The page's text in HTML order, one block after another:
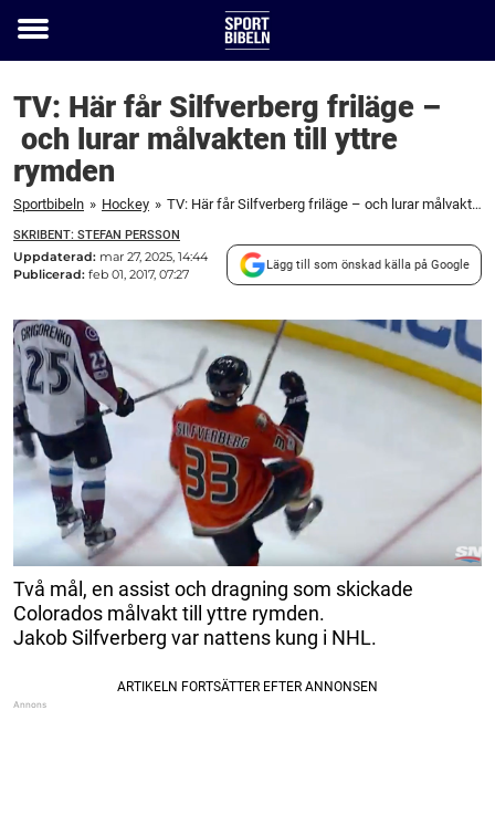
Toggle
TV: Här får Silfverberg friläge –
och lurar målvakten till yttre
rymden
Sportbibeln » Hockey » TV: Här får Silfverberg friläge – och lurar målvakten till yttre rymden
SKRIBENT: STEFAN PERSSON
Uppdaterad: mar 27, 2025, 14:44
Publicerad: feb 01, 2017, 07:27
Lägg till som önskad källa på Google
Två mål, en assist och dragning som skickade
Colorados målvakt till yttre rymden.
Jakob Silfverberg var nattens kung i NHL.